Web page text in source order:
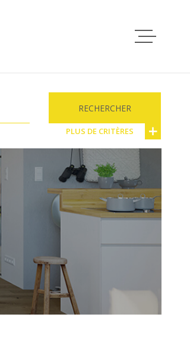
ACCUEIL
LOCATIONS
GESTION
PLUS DE CRITÈRES
RECHERCHER